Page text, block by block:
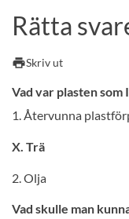
Andra
Detta är vår
Rätta
printSkriv ut
Vad var plasten som
1. Återvunna
X. Trä
2. Olja
Vad skulle man